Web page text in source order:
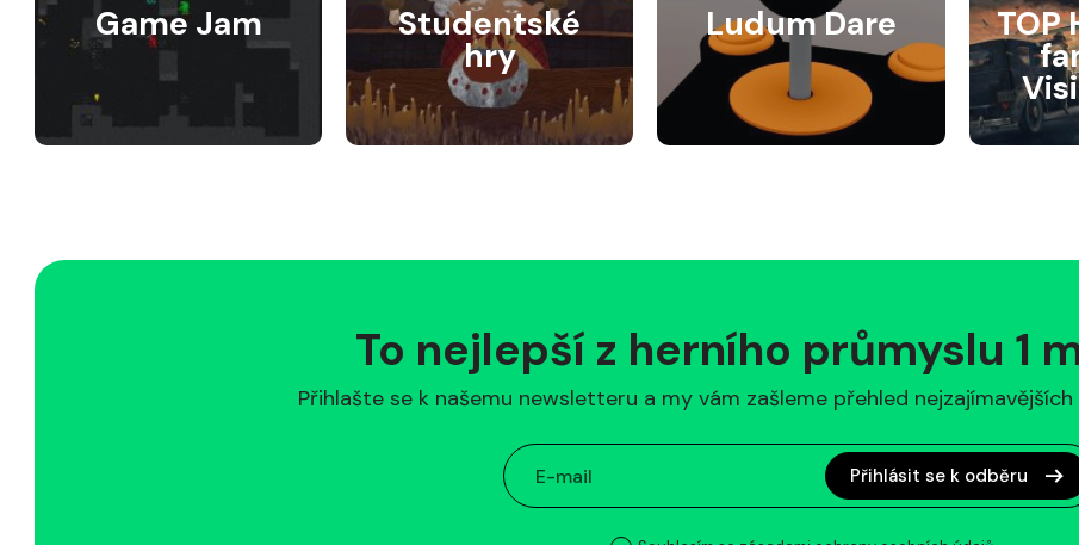
Game Jam Studentské
hry
Ludum Dare TOP
To nejlepší z herního průmyslu 1
Přihlašte se k našemu newsletteru a my vám zašleme přehled
Přihlásit se k odběru